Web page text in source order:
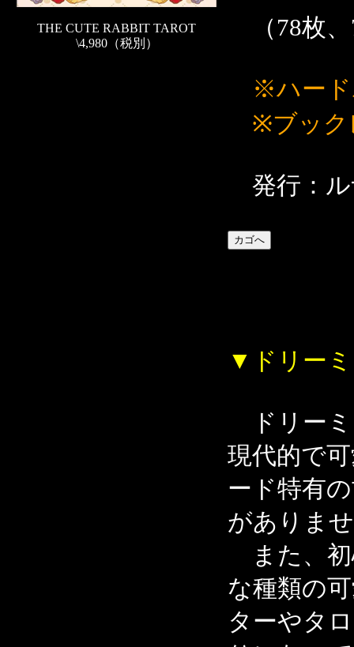
THE CUTE RABBIT TAROT
\4,980（税別）
（78枚、
※ハー
※ブック
発行：ル
▼ドリー
ドリーミ
現代的で
ード特有
がありま
また、初
な種類の
ターやタ